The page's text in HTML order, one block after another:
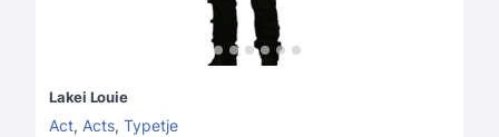
Lakei Louie
Act, Acts, Typetje